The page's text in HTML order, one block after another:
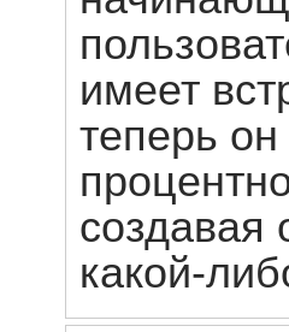
имеет
теперь
создавая
какой-